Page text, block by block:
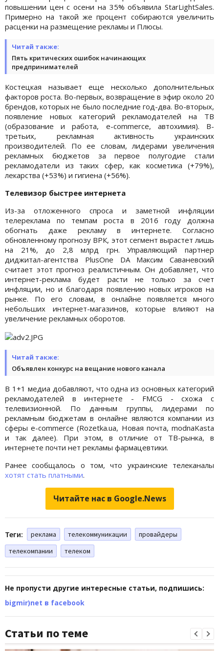
повышении цен с осени на 35% объявила StarLightSales.
Примерно на такой же процент собираются увеличить
расценки на размещение рекламы и Плюсы.
Читай также:
Пять критических ошибок начинающих
предпринимателей
Костецкая называет еще несколько дополнительных
факторов роста. Во-первых, возвращение в эфир около 20
брендов, которых не было последние год-два. Во-вторых,
появление новых категорий рекламодателей на ТВ
(образование и работа, e-commerce, автохимия). В-
третьих, рекламная активность украинских
производителей. По ее словам, лидерами увеличения
рекламных бюджетов за первое полугодие стали
рекламодатели из таких сфер, как косметика (+79%),
лекарства (+53%) и гигиена (+56%).
Телевизор быстрее интернета
Из-за отложенного спроса и заметной инфляции
телереклама по темпам роста в 2016 году должна
обогнать даже рекламу в интернете. Согласно
обновленному прогнозу ВРК, этот сегмент вырастет лишь
на 21%, до 2,8 млрд грн. Управляющий партнер
диджитал-агентства PlusOne DA Максим Саваневский
считает этот прогноз реалистичным. Он добавляет, что
интернет-реклама будет расти не только за счет
инфляции, но и благодаря появлению новых игроков на
рынке. По его словам, в онлайне появляется много
небольших интернет-магазинов, которые влияют на
увеличение рекламных оборотов.
Читай также:
Объявлен конкурс на вещание нового канала
В 1+1 медиа добавляют, что одна из основных категорий
рекламодателей в интернете - FMCG - схожа с
телевизионной. По данным группы, лидерами по
рекламным бюджетам в онлайне являются компании из
сферы e-commerce (Rozetka.ua, Новая почта, modnaKasta
и так далее). При этом, в отличие от ТВ-рынка, в
интернете почти нет рекламы фармацевтики.
Ранее сообщалось о том, что украинские телеканалы
хотят стать платными.
Читайте нас в Google.News
Теги: реклама телекоммуникации
провайдеры
телекомпании
телеком
Не пропусти другие интересные статьи, подпишись:
bigmir)net в facebook
Статьи по теме